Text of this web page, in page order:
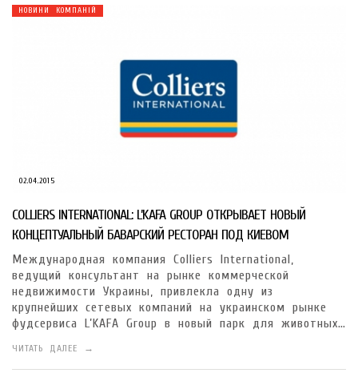
02.04.2015
НОВИНИ КОМПАНІЙ
COLLIERS INTERNATIONAL: L’KAFA GROUP ОТКРЫВАЕТ НОВЫЙ
КОНЦЕПТУАЛЬНЫЙ БАВАРСКИЙ РЕСТОРАН ПОД КИЕВОМ
Международная компания Colliers International,
ведущий консультант на рынке коммерческой
недвижимости Украины, привлекла одну из
крупнейших сетевых компаний на украинском рынке
фудсервиса L’KAFA Group в новый парк для животных…
ЧИТАТЬ ДАЛЕЕ →